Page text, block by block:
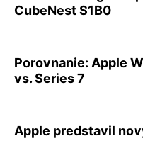
CubeNest S1B0
Porovnanie: Apple
vs. Series 7
Apple predstavil